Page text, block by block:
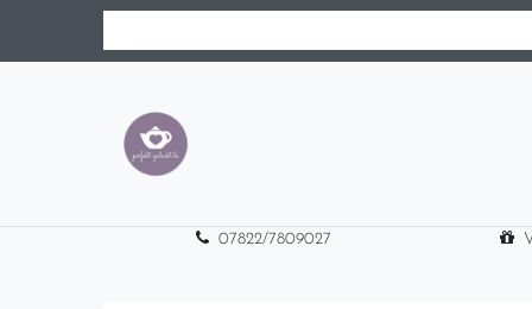
07822/7809027